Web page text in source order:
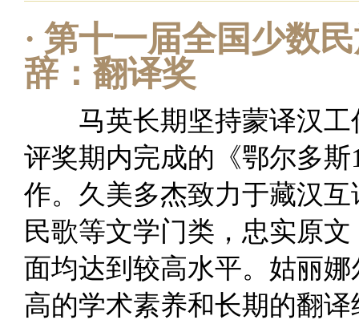
· 第十一届全国少数
辞：翻译奖
马英长期坚持蒙译汉工
评奖期内完成的《鄂尔多
作。久美多杰致力于藏汉
民歌等文学门类，忠实原
面均达到较高水平。姑丽
高的学术素养和长期的翻